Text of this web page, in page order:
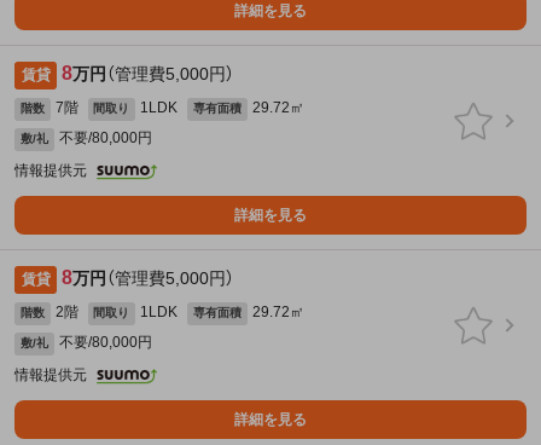
詳細を見る
賃貸 8万円 （管理費5,000円）
階数 7階 間取り 1LDK 専有面積 29.72㎡
敷/礼
不要/80,000円
情報提供元
詳細を見る
賃貸 8万円 （管理費5,000円）
階数 2階 間取り 1LDK 専有面積 29.72㎡
敷/礼
不要/80,000円
情報提供元
詳細を見る